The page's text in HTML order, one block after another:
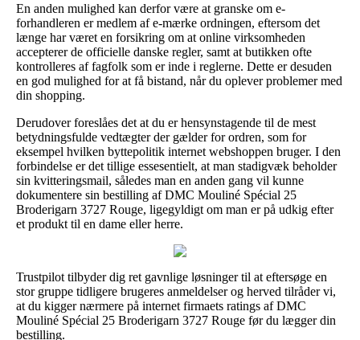
En anden mulighed kan derfor være at granske om e-
forhandleren er medlem af e-mærke ordningen, eftersom det
længe har været en forsikring om at online virksomheden
accepterer de officielle danske regler, samt at butikken ofte
kontrolleres af fagfolk som er inde i reglerne. Dette er desuden
en god mulighed for at få bistand, når du oplever problemer med
din shopping.
Derudover foreslåes det at du er hensynstagende til de mest
betydningsfulde vedtægter der gælder for ordren, som for
eksempel hvilken byttepolitik internet webshoppen bruger. I den
forbindelse er det tillige essesentielt, at man stadigvæk beholder
sin kvitteringsmail, således man en anden gang vil kunne
dokumentere sin bestilling af DMC Mouliné Spécial 25
Broderigarn 3727 Rouge, ligegyldigt om man er på udkig efter
et produkt til en dame eller herre.
Trustpilot tilbyder dig ret gavnlige løsninger til at eftersøge en
stor gruppe tidligere brugeres anmeldelser og herved tilråder vi,
at du kigger nærmere på internet firmaets ratings af DMC
Mouliné Spécial 25 Broderigarn 3727 Rouge før du lægger din
bestilling.